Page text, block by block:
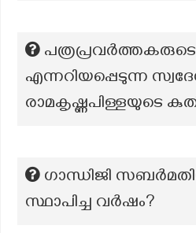
എന്നറിയപ്പെടുന്ന
രാമകൃഷ്ണപിള്ളയുടെ
ഗാന്ധിജി
സ്ഥാപിച്ച വർഷം?